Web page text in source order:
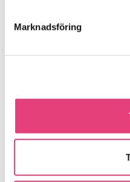
Marknadsföring
När du skickar in din